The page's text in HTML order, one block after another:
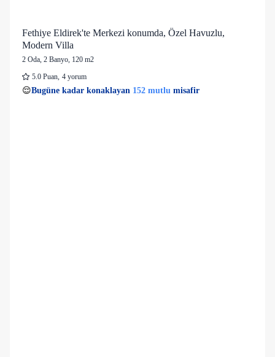
Fethiye Eldirek'te Merkezi konumda, Özel Havuzlu,
Modern Villa
2 Oda, 2 Banyo, 120 m2
5.0 Puan, 4 yorum
👀Son 1 saatte33 kişigörüntüledi
38 kişi